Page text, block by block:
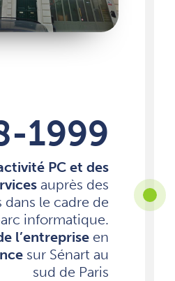
1999
PC et des
auprès des
le cadre de
informatique.
l’entreprise en
sur Sénart au
sud de Paris